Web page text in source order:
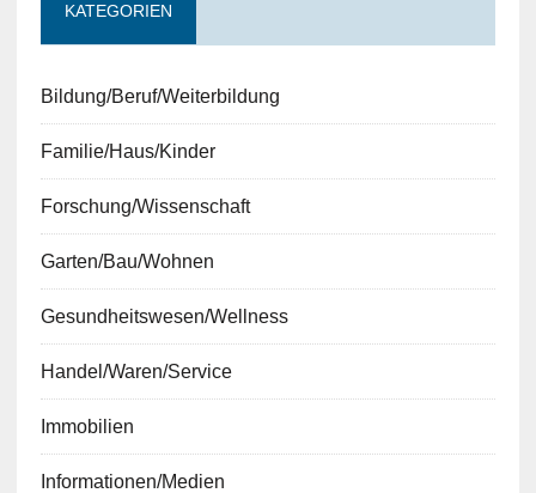
KATEGORIEN
Bildung/Beruf/Weiterbildung
Familie/Haus/Kinder
Forschung/Wissenschaft
Garten/Bau/Wohnen
Gesundheitswesen/Wellness
Handel/Waren/Service
Immobilien
Informationen/Medien